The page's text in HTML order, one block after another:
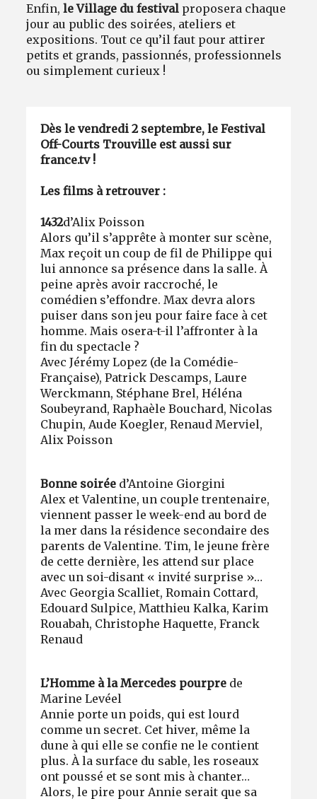
Enfin,le Village du festival proposera chaque
jour au public des soirées, ateliers et
expositions. Tout ce qu’il faut pour attirer
petits et grands, passionnés, professionnels
ou simplement curieux !
Dès le vendredi 2 septembre, le Festival
Off-Courts Trouville est aussi sur
france.tv !
Les films à retrouver :
1432d’Alix Poisson
Alors qu’il s’apprête à monter sur scène,
Max reçoit un coup de fil de Philippe qui
lui annonce sa présence dans la salle. À
peine après avoir raccroché, le
comédien s’effondre. Max devra alors
puiser dans son jeu pour faire face à cet
homme. Mais osera-t-il l’affronter à la
fin du spectacle ?
Avec Jérémy Lopez (de la Comédie-
Française), Patrick Descamps, Laure
Werckmann, Stéphane Brel, Héléna
Soubeyrand, Raphaèle Bouchard, Nicolas
Chupin, Aude Koegler, Renaud Merviel,
Alix Poisson
Bonne soirée d’Antoine Giorgini
Alex et Valentine, un couple trentenaire,
viennent passer le week-end au bord de
la mer dans la résidence secondaire des
parents de Valentine. Tim, le jeune frère
de cette dernière, les attend sur place
avec un soi-disant « invité surprise »…
Avec Georgia Scalliet, Romain Cottard,
Edouard Sulpice, Matthieu Kalka, Karim
Rouabah, Christophe Haquette, Franck
Renaud
L’Homme à la Mercedes pourpre de
Marine Levéel
Annie porte un poids, qui est lourd
comme un secret. Cet hiver, même la
dune à qui elle se confie ne le contient
plus. À la surface du sable, les roseaux
ont poussé et se sont mis à chanter…
Alors, le pire pour Annie serait que sa